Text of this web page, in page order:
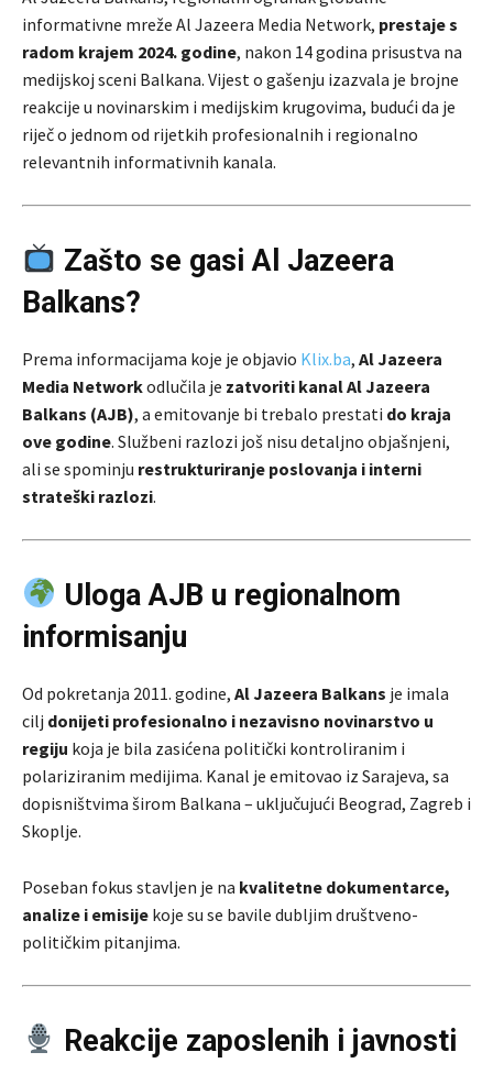
informativne mreže Al Jazeera Media Network, prestaje s
radom krajem 2024. godine, nakon 14 godina prisustva na
medijskoj sceni Balkana. Vijest o gašenju izazvala je brojne
reakcije u novinarskim i medijskim krugovima, budući da je
riječ o jednom od rijetkih profesionalnih i regionalno
relevantnih informativnih kanala.
Zašto se gasi Al Jazeera
Balkans?
Prema informacijama koje je objavio Klix.ba, Al Jazeera
Media Networkodlučila je zatvoriti kanal Al Jazeera
Balkans (AJB), a emitovanje bi trebalo prestati do kraja
ove godine. Službeni razlozi još nisu detaljno objašnjeni,
ali se spominju restrukturiranje poslovanja i interni
strateški razlozi.
Uloga AJB u regionalnom
informisanju
Od pokretanja 2011. godine, Al Jazeera Balkans je imala
cilj donijeti profesionalno i nezavisno novinarstvo u
regiju koja je bila zasićena politički kontroliranim i
polariziranim medijima. Kanal je emitovao iz Sarajeva, sa
dopisništvima širom Balkana – uključujući Beograd, Zagreb i
Skoplje.
Poseban fokus stavljen je na kvalitetne dokumentarce,
analize i emisije koje su se bavile dubljim društveno-
političkim pitanjima.
Reakcije zaposlenih i javnosti